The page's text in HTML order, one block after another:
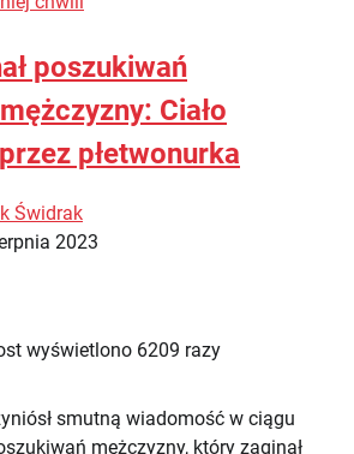
poszukiwań
Ciało
płetwonurka
Świdrak
2023
wyświetlono 6209 razy
smutną wiadomość w ciągu
mężczyzny, który zaginął